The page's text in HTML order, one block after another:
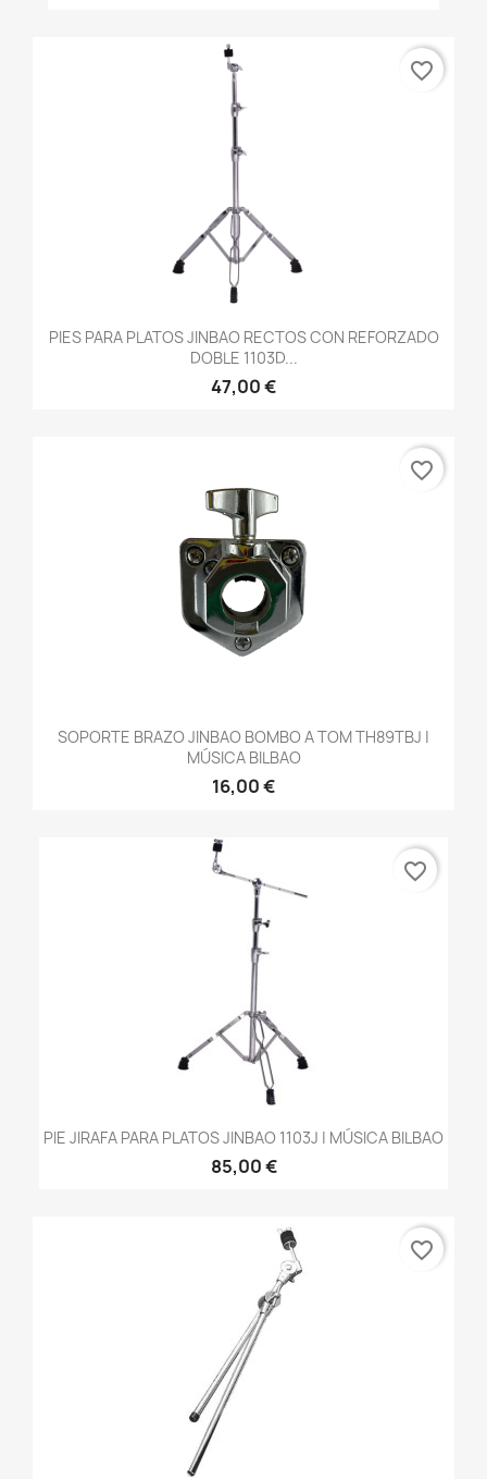
PIES PARA PLATOS JINBAO RECTOS CON REFORZADO
DOBLE 1103D...
47,00 €
favorite_border
SOPORTE BRAZO JINBAO BOMBO A TOM TH89TBJ |
MÚSICA BILBAO
16,00 €
favorite_border
PIE JIRAFA PARA PLATOS JINBAO 1103J | MÚSICA BILBAO
85,00 €
favorite_border
favorite_border